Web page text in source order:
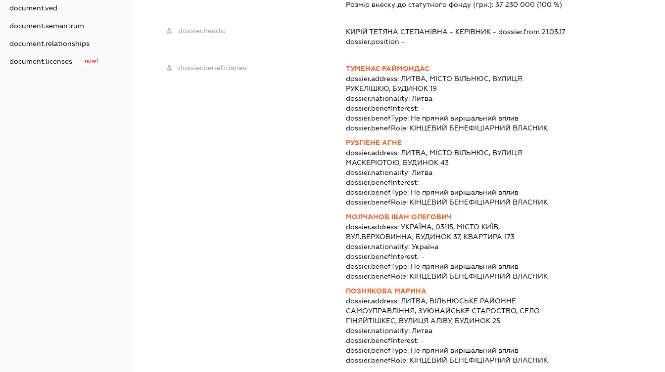
document.ved
document.semantrum
document.relationships
document.licenses new!
Розмір внеску до статутного фонду (грн.): 37 230 000 (100 %)
dossier.heads: КИРІЙ ТЕТЯНА СТЕПАНІВНА - КЕРІВНИК- dossier.from 21.03.17
dossier.position -
dossier.beneficiaries:
ТУМЕНАС РАЙМОНДАС
dossier.address: ЛИТВА, МІСТО ВІЛЬНЮС, ВУЛИЦЯ
РУКЕЛІШКЮ, БУДИНОК 19
dossier.nationality: Литва
dossier.benefInterest: -
dossier.benefType: Не прямий вирішальний вплив
dossier.benefRole: КІНЦЕВИЙ БЕНЕФІЦІАРНИЙ ВЛАСНИК
РУЗГІЕНЕ АГНЕ
dossier.address: ЛИТВА, МІСТО ВІЛЬНЮС, ВУЛИЦЯ
МАСКЕРІОТОЮ, БУДИНОК 43
dossier.nationality: Литва
dossier.benefInterest: -
dossier.benefType: Не прямий вирішальний вплив
dossier.benefRole: КІНЦЕВИЙ БЕНЕФІЦІАРНИЙ ВЛАСНИК
МОЛЧАНОВ ІВАН ОЛЕГОВИЧ
dossier.address: УКРАЇНА, 03115, МІСТО КИЇВ,
ВУЛ.ВЕРХОВИННА, БУДИНОК 37, КВАРТИРА 173
dossier.nationality: Україна
dossier.benefInterest: -
dossier.benefType: Не прямий вирішальний вплив
dossier.benefRole: КІНЦЕВИЙ БЕНЕФІЦІАРНИЙ ВЛАСНИК
ПОЗНЯКОВА МАРИНА
dossier.address: ЛИТВА, ВІЛЬНЮСЬКЕ РАЙОННЕ
САМОУПРАВЛІННЯ, ЗУЮНАЙСЬКЕ СТАРОСТВО, СЕЛО
ГІНЯЙТІШКЕС, ВУЛИЦЯ АЛІВУ, БУДИНОК 25
dossier.nationality: Литва
dossier.benefInterest: -
dossier.benefType: Не прямий вирішальний вплив
dossier.benefRole: КІНЦЕВИЙ БЕНЕФІЦІАРНИЙ ВЛАСНИК